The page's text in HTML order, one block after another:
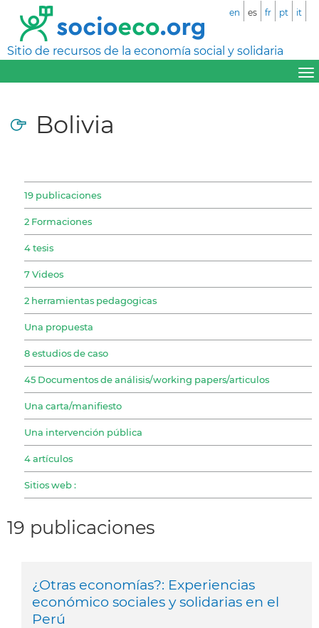
Sitio de recursos de la economía social y solidaria
en es fr pt it
Bolivia
19 publicaciones
2 Formaciones
4 tesis
7 Videos
2 herramientas pedagogicas
Una propuesta
8 estudios de caso
45 Documentos de análisis/working papers/articulos
Una carta/manifiesto
Una intervención pública
4 artículos
Sitios web :
19 publicaciones
¿Otras economías?: Experiencias
económico sociales y solidarias en el
Perú